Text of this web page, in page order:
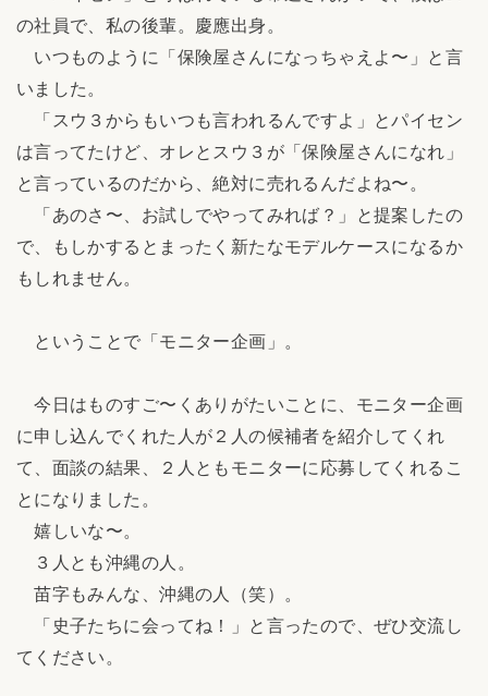
の社員で、私の後輩。慶應出身。
いつものように「保険屋さんになっちゃえよ〜」と言
いました。
「スウ３からもいつも言われるんですよ」とパイセン
は言ってたけど、オレとスウ３が「保険屋さんになれ」
と言っているのだから、絶対に売れるんだよね〜。
「あのさ〜、お試しでやってみれば？」と提案したの
で、もしかするとまったく新たなモデルケースになるか
もしれません。
ということで「モニター企画」。
今日はものすご〜くありがたいことに、モニター企画
に申し込んでくれた人が２人の候補者を紹介してくれ
て、面談の結果、２人ともモニターに応募してくれるこ
とになりました。
嬉しいな〜。
３人とも沖縄の人。
苗字もみんな、沖縄の人（笑）。
「史子たちに会ってね！」と言ったので、ぜひ交流し
てください。